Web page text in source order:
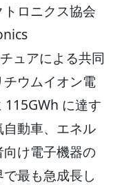
ロニクス協会
ュアによる共同
ウムイオン電
115GWh に達す
動車、エネル
け電子機器の
最も急成長し